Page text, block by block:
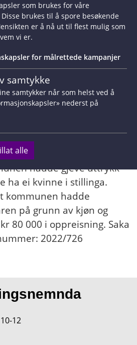
som brukes for våre
brukes til å spore besøkende
er å nå ut til flest mulig som
vi er.
for målrettede kampanjer
samtykke
samtykker når som helst ved å
nederst på
alle
om diskriminering på
manglande tilsetting i ei
driftstilskot for
klagaren vart ikkje
var openberrt at han var
meir enn 20-års
tilsette ei
3 års relevant
fordi ho hadde vist
intervjuet og at
hadde gjeve uttrykk
ha ei kvinne i stillinga.
kommunen hadde
på grunn av kjøn og
80 000 i oppreisning. Saka
2022/726
12